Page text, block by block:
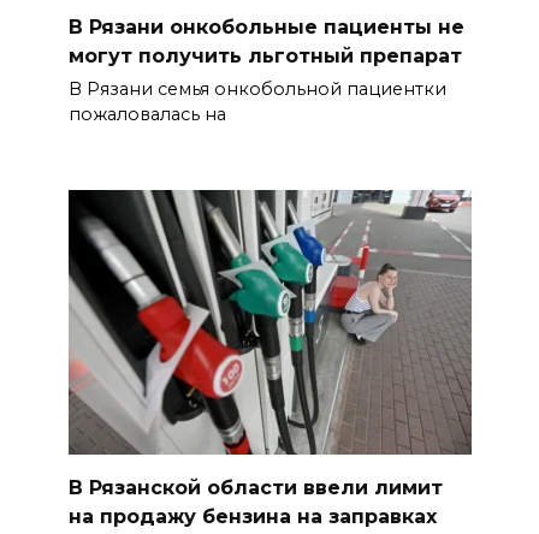
В Рязани онкобольные пациенты не
могут получить льготный препарат
В Рязани семья онкобольной пациентки
пожаловалась на
В Рязанской области ввели лимит
на продажу бензина на заправках